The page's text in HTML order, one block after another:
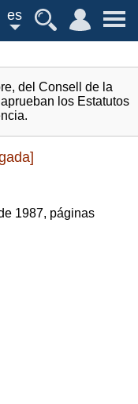
es
del Consell de la
los Estatutos
1987, páginas